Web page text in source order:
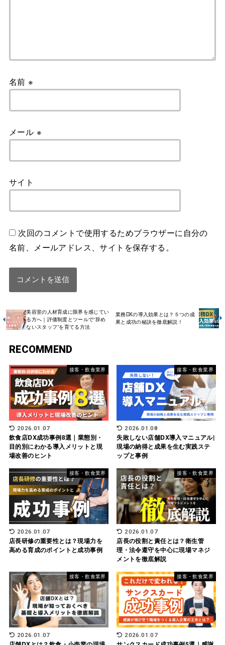
名前※
メール ※
サイト
次回のコメントで使用するためブラウザーに自分の
名前、メールアドレス、サイトを保存する。
美容室の人材育成に限界を感じてい
る方へ｜評価制度とツールで“辞め
ないスタッフ”を育てる方法
業務DXの導入効果とは？５つの成
果と成功の秘訣を徹底解説！
RECOMMEND
接客・飲食業界
2026.01.07
飲食店DX成功事例8選｜業態別・
目的別にわかる導入メリットと現
場改善のヒント
接客・飲食業界
2026.01.08
失敗しない店舗DX導入マニュアル|
現場の納得と成果を生む実践ステ
ップと事例
接客・飲食業界
2026.01.07
店長研修の重要性とは？現場力を
高める育成のポイントと成功事例
接客・飲食業界
2026.01.07
店長の役割と責任とは？衛生管
理・法令遵守を中心に現場マネジ
メントを徹底解説
接客・飲食業界
2026.01.07
接客・飲食業界
2026.01.07